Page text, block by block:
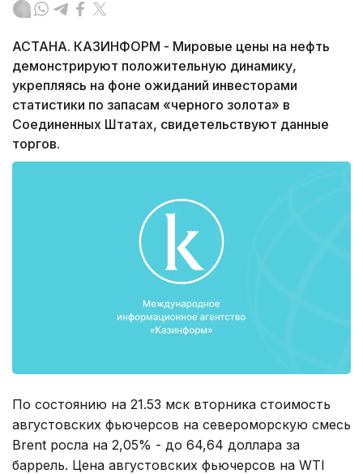
АСТАНА. КАЗИНФОРМ - Мировые цены на нефть
демонстрируют положительную динамику,
укрепляясь на фоне ожиданий инвесторами
статистики по запасам «черного золота» в
Соединенных Штатах, свидетельствуют данные
торгов.
По состоянию на 21.53 мск вторника стоимость
августовских фьючерсов на североморскую смесь
Brent росла на 2,05% - до 64,64 доллара за
баррель. Цена августовских фьючерсов на WTI